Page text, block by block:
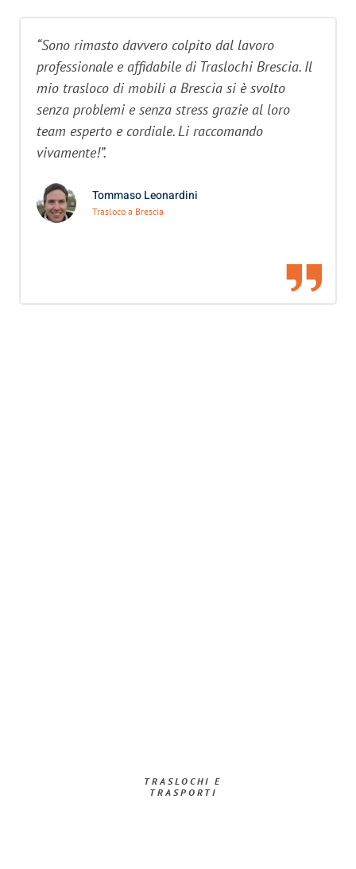
“Sono rimasto davvero colpito dal lavoro
professionale e affidabile di Traslochi Brescia. Il
mio trasloco di mobili a Brescia si è svolto
senza problemi e senza stress grazie al loro
team esperto e cordiale. Li raccomando
vivamente!”.
Tommaso Leonardini
Trasloco a Brescia
TRASLOCHI E
TRASPORTI​